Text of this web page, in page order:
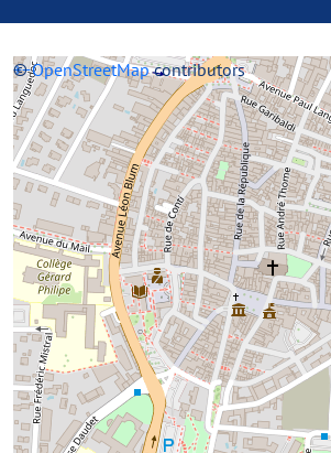
+−
©OpenStreetMapcontributors